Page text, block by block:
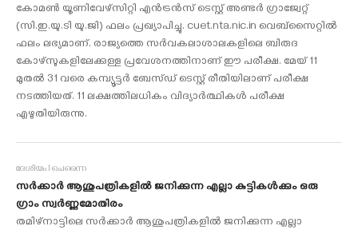
കോമൺ യൂണിവേഴ്സിറ്റി എൻട്രൻസ് ടെസ്റ്റ് അണ്ടർ ഗ്രാജ്വേറ്റ്
(സി.ഇ.യു.ടി യു.ജി) ഫലം പ്രഖ്യാപിച്ചു. cuet.nta.nic.in വെബ്സൈറ്റിൽ
ഫലം ലഭ്യമാണ്. രാജ്യത്തെ സർവകലാശാലകളിലെ ബിരുദ
കോഴ്സുകളിലേക്കുള്ള പ്രവേശനത്തിനാണ് ഈ പരീക്ഷ. മേയ് 11
മുതൽ 31 വരെ കമ്പ്യൂട്ടർ ബേസ്ഡ് ടെസ്റ്റ് രീതിയിലാണ് പരീക്ഷ
നടത്തിയത്. 11 ലക്ഷത്തിലധികം വിദ്യാർത്ഥികൾ പരീക്ഷ
എഴുതിയിരുന്നു.
ദേശീയം I ചെന്നൈ
സര്‍ക്കാര്‍ ആശുപത്രികളില്‍ ജനിക്കുന്ന എല്ലാ കുട്ടികള്‍ക്കും ഒരു
ഗ്രാം സ്വര്‍ണ്ണമോതിരം
തമിഴ്‌നാട്ടിലെ സര്‍ക്കാര്‍ ആശുപത്രികളില്‍ ജനിക്കുന്ന എല്ലാ